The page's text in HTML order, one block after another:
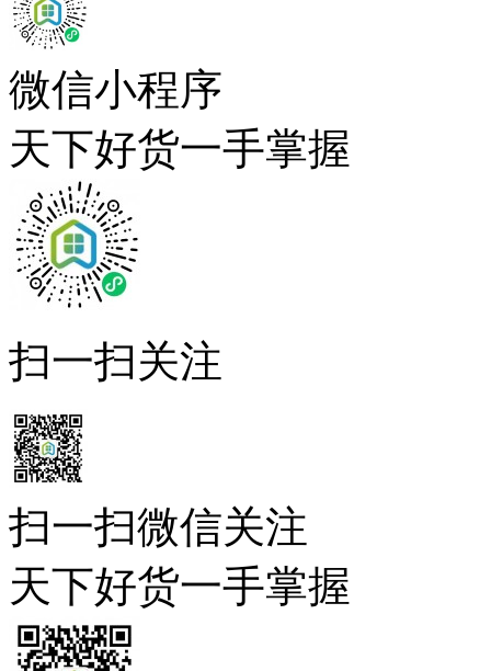
微信小程序
天下好货一手掌握
扫一扫关注
扫一扫微信关注
天下好货一手掌握